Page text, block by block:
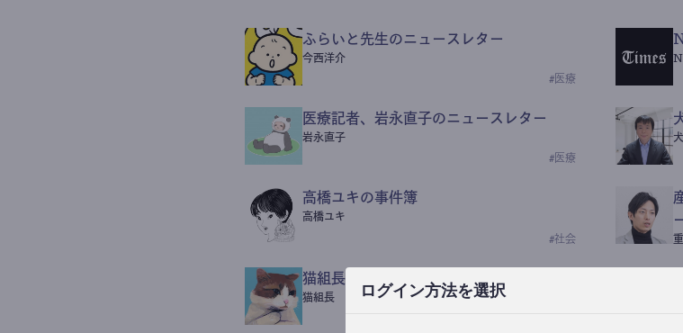
ログイン方法を選択
ふらいと先生のニュースレター
今西洋介
# 医療
医療記者、岩永直子のニュースレター
岩永直子
# 医療
高橋ユキの事件簿
高橋ユキ
#社会
猫組長POST
猫組長